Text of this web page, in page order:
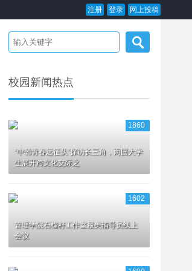
注册 登录 网上投稿
校园新闻热点
1860
“中韩青春远征队”探访长三角，两国大学
生展开跨文化交际之
1602
管理学院石榴籽工作室最美辅导员线上
会议